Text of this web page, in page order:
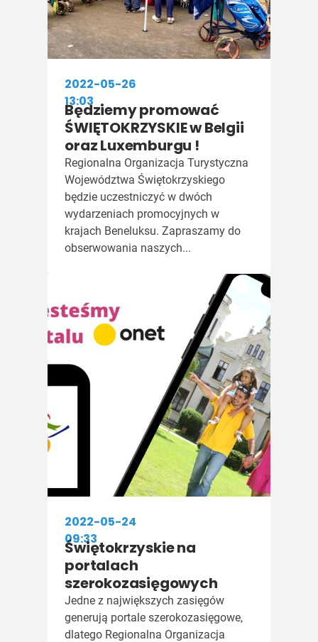
2022-05-26
13:03
Będziemy promować
ŚWIĘTOKRZYSKIE w Belgii
oraz Luxemburgu !
Regionalna Organizacja Turystyczna
Województwa Świętokrzyskiego
będzie uczestniczyć w dwóch
wydarzeniach promocyjnych w
krajach Beneluksu. Zapraszamy do
obserwowania naszych...
2022-05-24
09:33
Świętokrzyskie na
portalach
szerokozasięgowych
Jedne z największych zasięgów
generują portale szerokozasięgowe,
dlatego Regionalna Organizacja